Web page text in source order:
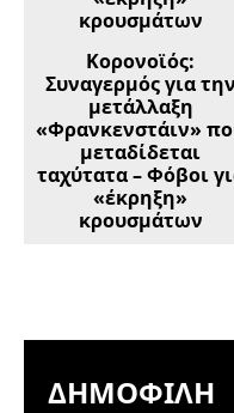
Κορονοϊός:
Συναγερμός για την
μετάλλαξη
«Φρανκενστάιν»
μεταδίδεται
ταχύτατα – Φόβοι
«έκρηξη»
κρουσμάτων
ΔΗΜΟΦΙΛΉ